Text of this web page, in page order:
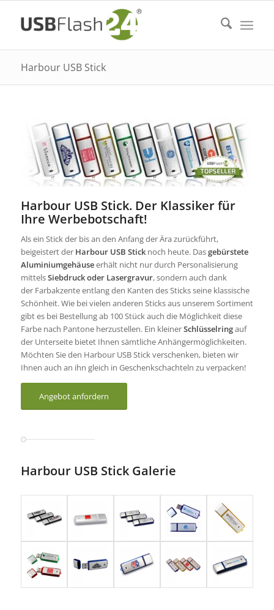
Harbour USB Stick
Harbour USB Stick. Der Klassiker für
Ihre Werbebotschaft!
Als ein Stick der bis an den Anfang der Ära zurückführt,
beigeistert der Harbour USB Sticknoch heute. Dasgebürstete
Aluminiumgehäuseerhält nicht nur durch Personalisierung
mittelsSiebdruck oder Lasergravur, sondern auch dank
der Farbakzente entlang den Kanten des Sticks seine klassische
Schönheit. Wie bei vielen anderen Sticks aus unserem Sortiment
gibt es bei Bestellung ab 100 Stück auch die Möglichkeit diese
Farbe nach Pantone herzustellen. Ein kleinerSchlüsselringauf
der Unterseite bietet Ihnen sämtliche Anhängermöglichkeiten.
Möchten Sie den Harbour USB Stick verschenken, bieten wir
Ihnen auch an ihn gleich in Geschenkschachteln zu verpacken!
Angebot anfordern
Harbour USB Stick Galerie